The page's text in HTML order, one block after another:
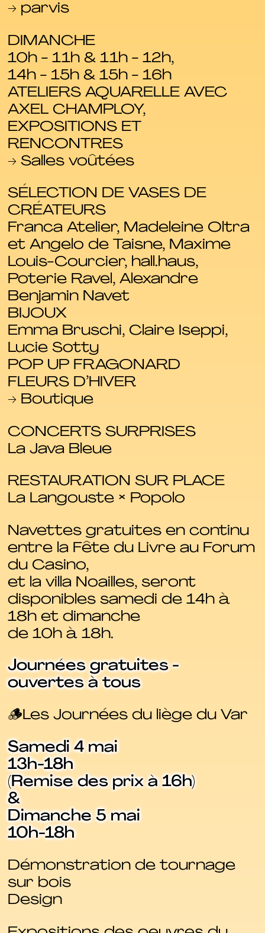
→ parvis
DIMANCHE
10h - 11h & 11h - 12h,
14h - 15h & 15h - 16h
ATELIERS AQUARELLE AVEC
AXEL CHAMPLOY,
EXPOSITIONS ET
RENCONTRES
→ Salles voûtées
SÉLECTION DE VASES DE
CRÉATEURS
Franca Atelier, Madeleine Oltra
et Angelo de Taisne, Maxime
Louis-Courcier, hall.haus,
Poterie Ravel, Alexandre
Benjamin Navet
BIJOUX
Emma Bruschi, Claire Iseppi,
Lucie Sotty
POP UP FRAGONARD
FLEURS D’HIVER
→ Boutique
CONCERTS SURPRISES
La Java Bleue
RESTAURATION SUR PLACE
La Langouste × Popolo
Navettes gratuites en continu
entre la Fête du Livre au Forum
du Casino,
et la villa Noailles, seront
disponibles samedi de 14h à
18h et dimanche
de 10h à 18h.
Journées gratuites -
ouvertes à tous
🪵Les Journées du liège du Var
Samedi 4 mai
13h-18h
(Remise des prix à 16h)
&
Dimanche 5 mai
10h-18h
Démonstration de tournage
sur bois
Design